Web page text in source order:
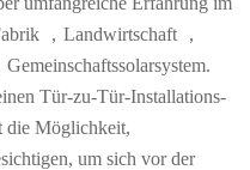
， Landwirtschaft
，
Gemeinschaftssolarsystem.
Tür-zu-Tür-Installations-
die Möglichkeit,
um sich vor der